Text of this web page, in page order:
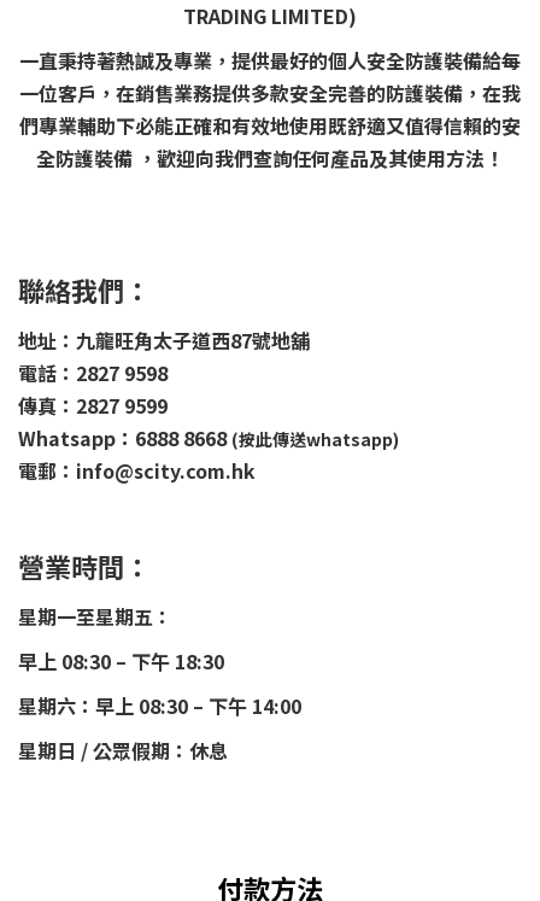
TRADING LIMITED)
一直秉持著熱誠及專業，提供最好的個人安全防護裝備給每
一位客戶，在銷售業務提供多款安全完善的防護裝備，在我
們專業輔助下必能正確和有效地使用既舒適又值得信賴的安
全防護裝備 ，歡迎向我們查詢任何產品及其使用方法！
聯絡我們：
地址：九龍旺角太子道西87號地舖
電話：2827 9598
傳真：2827 9599
Whatsapp：6888 8668 (按此傳送whatsapp)
電郵：info@scity.com.hk
營業時間：
星期一至星期五：
早上 08:30 – 下午 18:30
星期六：早上 08:30 – 下午 14:00
星期日 / 公眾假期：休息
付款方法